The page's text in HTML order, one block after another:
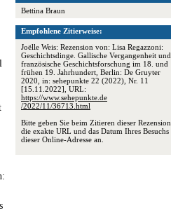
Bettina Braun
Empfohlene Zitierweise:
Joëlle Weis: Rezension von: Lisa Regazzoni:
Geschichtsdinge. Gallische Vergangenheit und
französische Geschichtsforschung im 18. und
frühen 19. Jahrhundert, Berlin: De Gruyter
2020, in: sehepunkte 22 (2022), Nr. 11
[15.11.2022], URL:
https://www.sehepunkte.de
/2022/11/36713.html
Bitte geben Sie beim Zitieren dieser Rezension
die exakte URL und das Datum Ihres Besuchs
dieser Online-Adresse an.